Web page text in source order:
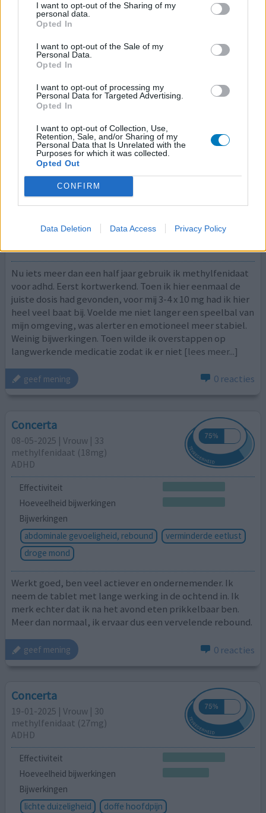
I want to opt-out of the Sharing of my
personal data.
Opted In
I want to opt-out of the Sale of my
Personal Data.
Opted In
I want to opt-out of processing my
Personal Data for Targeted Advertising.
Opted In
I want to opt-out of Collection, Use,
Retention, Sale, and/or Sharing of my
Personal Data that Is Unrelated with the
Purposes for which it was collected.
Opted Out
CONFIRM
Data Deletion Data Access Privacy Policy
toen snel over naar concerta (Xiromed 36), nu 27. Ik neem
het 1 keer in de week om 7 uur 's morgens op de dag dat
ik naar kantoor ga. De bijwerkingen treden allen op aan
het einde van de dag als het is uitgewerkt, rond 16.00 uur,
met uitzondering van de prikk
geef mening 0 reacties
Concerta
09-08-2025 | Vrouw | 37
methylfenidaat (36mg)
Effectiviteit
Bijwerkingen
Nu iets meer dan een half jaar gebruik ik methylfenidaat
voor adhd. Eerst kortwerkend. Toen ik hier eenmaal de
juiste dosis had gevonden, voor mij 3-4 x 10 mg had ik hier
heel veel baat bij. Voelde me niet langer een speelbal van
mijn omgeving, was alerter en emotioneel meer stabiel.
Weinig bijwerkingen. Toen wilde ik overstappen op
langwerkende medicatie zodat ik er niet [lees meer...]
geef mening 0 reacties
Concerta
08-05-2025 | Vrouw | 33
methylfenidaat (18mg)
ADHD
Effectiviteit
Hoeveelheid bijwerkingen
Bijwerkingen
abdominale gevoeligheid, rebound
verminderde eetlust
droge mond
Werkt goed, ben veel actiever en ondernemender. Ik
neem de tablet met lange werking in de ochtend in. Ik
merk echter dat ik na het avond eten prikkelbaar ben.
Meer dan normaal, ik ervaar dus een vervelende rebound.
geef mening 0 reacties
Concerta
19-01-2025 | Vrouw | 30
methylfenidaat (27mg)
ADHD
Effectiviteit
Hoeveelheid bijwerkingen
Bijwerkingen
lichte duizeligheid
doffe hoofdpijn